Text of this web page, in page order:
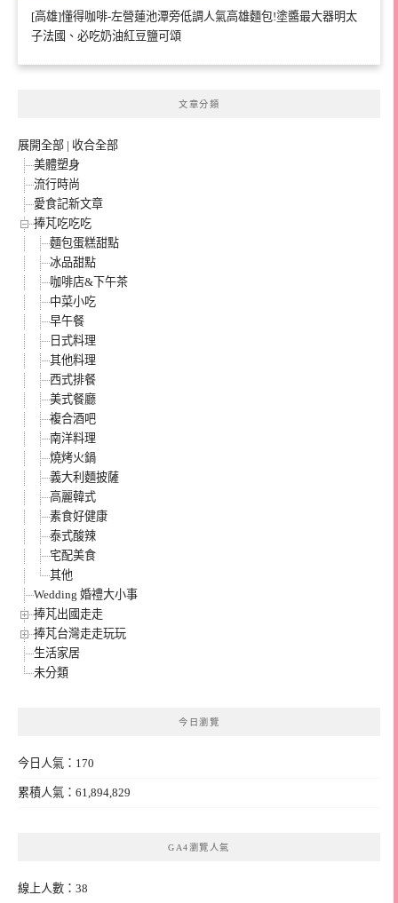
[高雄]懂得咖啡-左營蓮池潭旁低調人氣高雄麵包!塗醬最大器明太
子法國、必吃奶油紅豆鹽可頌
文章分類
展開全部 | 收合全部
美體塑身
流行時尚
愛食記新文章
捧芃吃吃吃
麵包蛋糕甜點
冰品甜點
咖啡店&下午茶
中菜小吃
早午餐
日式料理
其他料理
西式排餐
美式餐廳
複合酒吧
南洋料理
燒烤火鍋
義大利麵披薩
高麗韓式
素食好健康
泰式酸辣
宅配美食
其他
Wedding 婚禮大小事
捧芃出國走走
捧芃台灣走走玩玩
生活家居
未分類
今日瀏覽
今日人氣：170
累積人氣：61,894,829
GA4瀏覽人氣
線上人數：38